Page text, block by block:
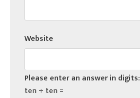
Website
Please enter an answer in digits:
ten + ten =